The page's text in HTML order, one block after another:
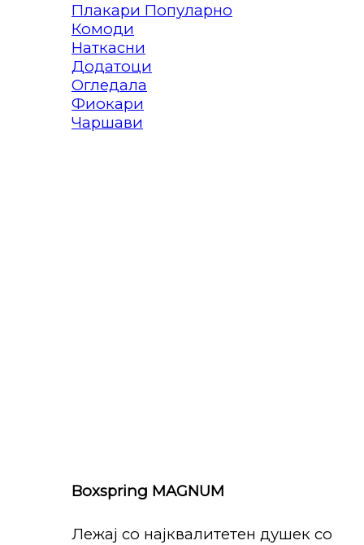
Плакари
Комоди
Наткасни
Додатоци
Огледала
Фиокари
Чаршави
Boxspring MAGNUM
Лежај со најквалитетен душек со